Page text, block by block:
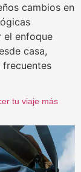
cambios en
el enfoque
casa,
frecuentes
tu viaje más